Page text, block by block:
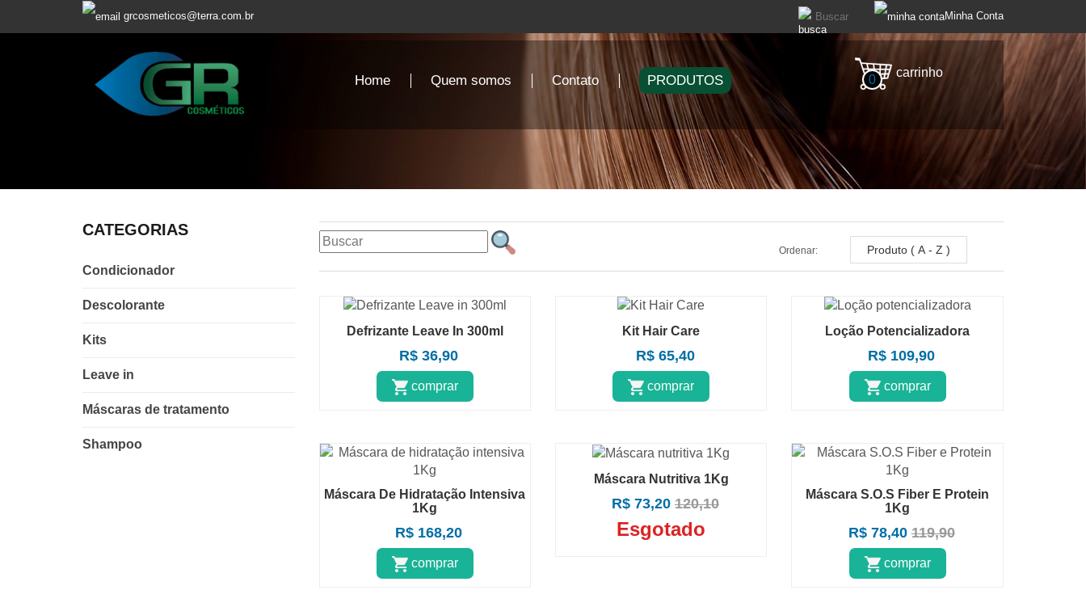
grcosmeticos@terra.com.br Minha Conta
0
carrinho
Home Quem somos Contato PRODUTOS
CATEGORIAS
Condicionador
Descolorante
Kits
Leave in
Máscaras de tratamento
Shampoo
Ordenar:
Defrizante Leave In 300ml
R$ 36,90
comprar
Kit Hair Care
R$ 65,40
comprar
Loção Potencializadora
R$ 109,90
comprar
Máscara De Hidratação Intensiva
1Kg
R$ 168,20
comprar
Máscara Nutritiva 1Kg
R$ 73,20 120,10
Esgotado
Máscara S.O.S Fiber E Protein
1Kg
R$ 78,40 119,90
comprar